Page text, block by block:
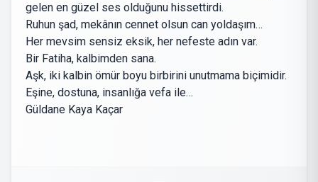
gelen en güzel ses olduğunu hissettirdi.
Ruhun şad, mekânın cennet olsun can yoldaşım…
Her mevsim sensiz eksik, her nefeste adın var.
Bir Fatiha, kalbimden sana.
Aşk, iki kalbin ömür boyu birbirini unutmama biçimidir.
Eşine, dostuna, insanlığa vefa ile…
Güldane Kaya Kaçar